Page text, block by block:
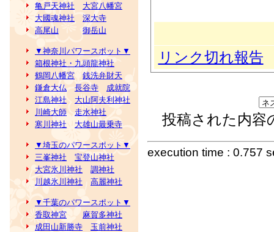
亀戸天神社
大宮八幡宮
大國魂神社
深大寺
高尾山
御岳山
▼神奈川パワースポット▼
箱根神社・九頭龍神社
鶴岡八幡宮
銭洗弁財天
鎌倉大仏
長谷寺
成就院
江島神社
大山阿夫利神社
川崎大師
走水神社
寒川神社
大雄山最乗寺
▼埼玉のパワースポット▼
三峯神社
宝登山神社
大宮氷川神社
調神社
川越氷川神社
高麗神社
▼千葉のパワースポット▼
香取神宮
麻賀多神社
成田山新勝寺
玉前神社
リンク切れ報告
投稿された内容
execution time : 0.757